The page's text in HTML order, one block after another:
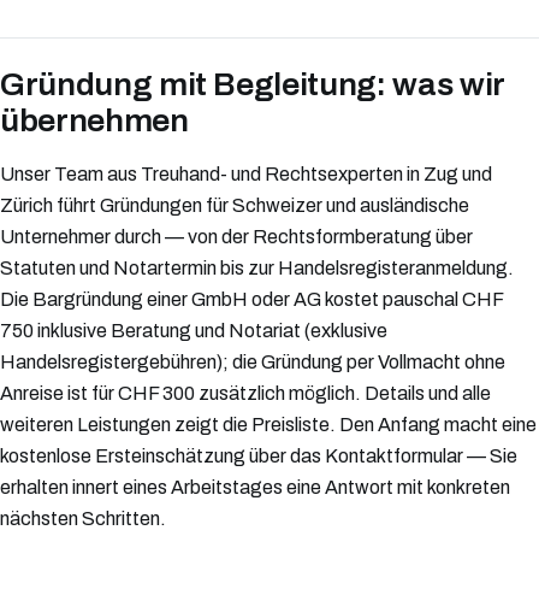
Gründung mit Begleitung: was wir
übernehmen
Unser Team aus Treuhand- und Rechtsexperten in Zug und
Zürich führt Gründungen für Schweizer und ausländische
Unternehmer durch — von der Rechtsformberatung über
Statuten und Notartermin bis zur Handelsregisteranmeldung.
Die Bargründung einer GmbH oder AG kostet pauschal CHF
750 inklusive Beratung und Notariat (exklusive
Handelsregistergebühren); die Gründung per Vollmacht ohne
Anreise ist für CHF 300 zusätzlich möglich. Details und alle
weiteren Leistungen zeigt die Preisliste. Den Anfang macht eine
kostenlose Ersteinschätzung über das Kontaktformular — Sie
erhalten innert eines Arbeitstages eine Antwort mit konkreten
nächsten Schritten.